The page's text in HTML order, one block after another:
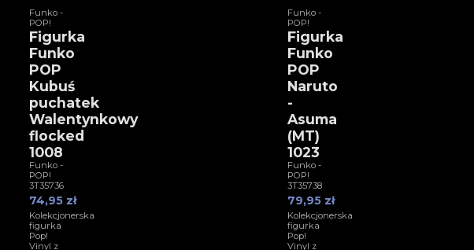
Funko -
POP!
Figurka
Funko
POP
Kubuś
puchatek
Walentynkowy
flocked
1008
Funko -
POP!
3T35736
74,95 zł
Kolekcjonerska
figurka
Pop!
Vinyl z
Funko -
POP!
Figurka
Funko
POP
Naruto
-
Asuma
(MT)
1023
Funko -
POP!
3T35738
79,95 zł
Kolekcjonerska
figurka
Pop!
Vinyl z